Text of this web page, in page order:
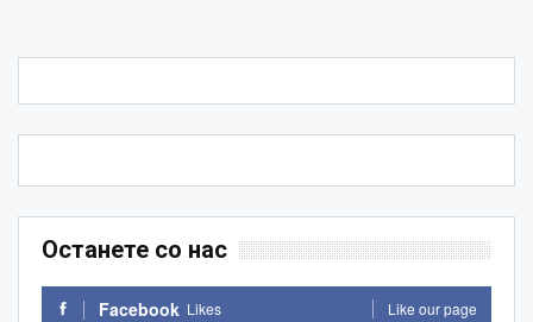
Останете со нас
Facebook Likes Like our page